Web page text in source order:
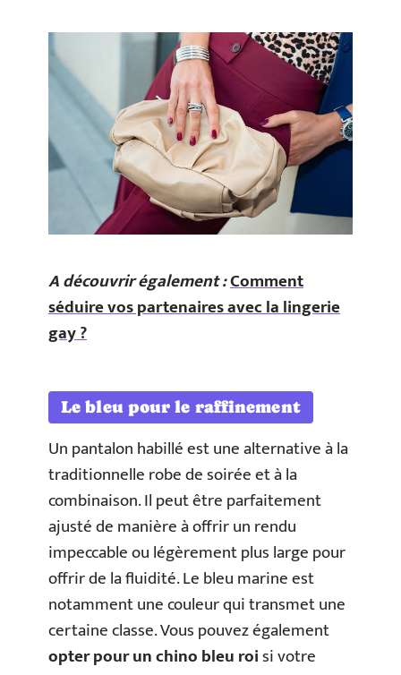
A découvrir également :Comment
séduire vos partenaires avec la lingerie
gay ?
Le bleu pour le raffinement
Un pantalon habillé est une alternative à la
traditionnelle robe de soirée et à la
combinaison. Il peut être parfaitement
ajusté de manière à offrir un rendu
impeccable ou légèrement plus large pour
offrir de la fluidité. Le bleu marine est
notamment une couleur qui transmet une
certaine classe. Vous pouvez également
opter pour un chino bleu roisi votre